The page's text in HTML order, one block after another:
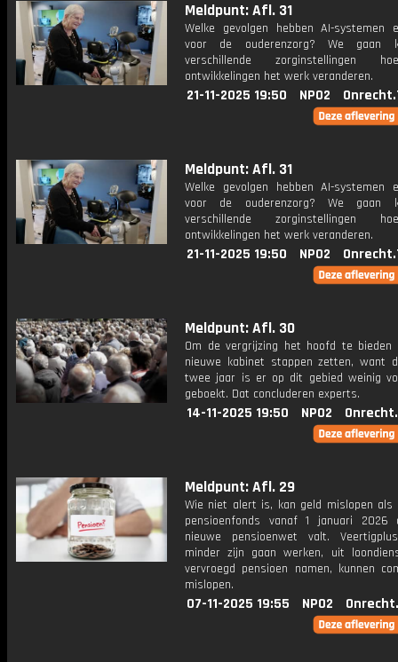
Meldpunt: Afl. 31
Welke gevolgen hebben AI-systemen
voor de ouderenzorg? We gaan
verschillende zorginstellingen
ontwikkelingen het werk veranderen.
21-11-2025 19:50 NPO2
Meldpunt: Afl. 31
Welke gevolgen hebben AI-systemen
voor de ouderenzorg? We gaan
verschillende zorginstellingen
ontwikkelingen het werk veranderen.
21-11-2025 19:50 NPO2
Meldpunt: Afl. 30
Om de vergrijzing het hoofd te
nieuwe kabinet stappen zetten, want
twee jaar is er op dit gebied weinig
geboekt. Dat concluderen experts.
14-11-2025 19:50 NPO2
Meldpunt: Afl. 29
Wie niet alert is, kan geld mislopen als
pensioenfonds vanaf 1 januari 2026
nieuwe pensioenwet valt.
minder zijn gaan werken, uit
vervroegd pensioen namen, kunnen
mislopen.
07-11-2025 19:55 NPO2